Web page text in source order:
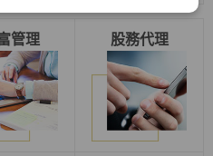
管理 股務代理